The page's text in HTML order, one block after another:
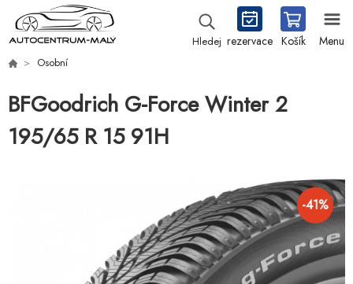
Hledej rezervace Košík Menu
Osobní
BFGoodrich G-Force Winter 2
195/65 R 15 91H
-41%